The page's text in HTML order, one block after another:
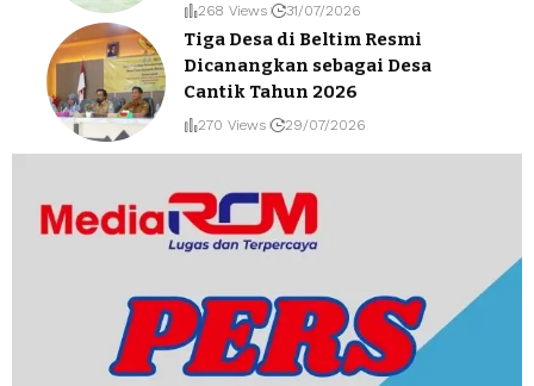
268 Views 31/07/2026
Tiga Desa di Beltim Resmi
Dicanangkan sebagai Desa
Cantik Tahun 2026
270 Views 29/07/2026